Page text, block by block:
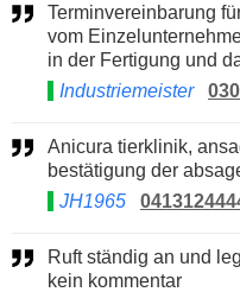
Terminvereinbarung für das Erstgespräch Umwandlung
vom
in der Fertigung und
Industriemeister
Anicura tierklinik, ansage zur terminbestätigung bzw. zur
bestätigung der
JH1965
Ruft ständig an und legt einfach auf, wenn abw anspringt
kein kommentar